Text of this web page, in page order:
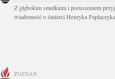
Z głębokim smutkiem i poruszeniem
wiadomość o śmierci Henryka
POZNAŃ